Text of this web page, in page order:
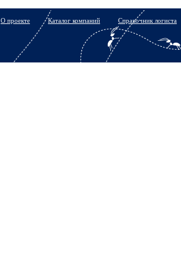
О проекте Каталог компаний Справочник логиста